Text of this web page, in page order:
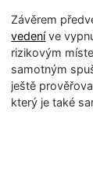
Závěrem
vedeníve
rizikovým
samotným
ještě
který je také